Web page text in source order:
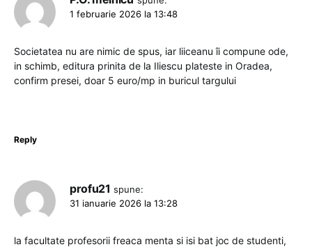
1 februarie 2026 la 13:48
Societatea nu are nimic de spus, iar liiceanu îi compune ode,
in schimb, editura prinita de la Iliescu plateste in Oradea,
confirm presei, doar 5 euro/mp in buricul targului
Reply
profu21 spune:
31 ianuarie 2026 la 13:28
la facultate profesorii freaca menta si isi bat joc de studenti,